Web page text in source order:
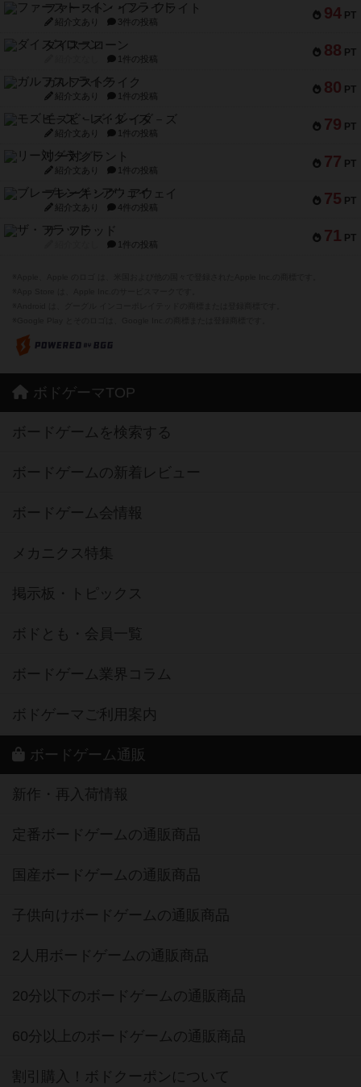
94 PT
ファースト・イン・フライト
紹介文あり 3件の投稿
88 PT
ダイススローン
1件の投稿
80 PT
ガルフストライク
紹介文あり 1件の投稿
79 PT
モズビ－ズ・レイダ－ズ
紹介文あり 1件の投稿
77 PT
リー対グラント
紹介文あり 1件の投稿
75 PT
ブレーキング・アウェイ
紹介文あり 4件の投稿
71 PT
ザ・フラッド
1件の投稿
ボドゲーマTOP
ボードゲームを検索する
ボードゲームの新着レビュー
ボードゲーム会情報
メカニクス特集
掲示板・トピックス
ボドとも・会員一覧
ボードゲーム業界コラム
ボドゲーマご利用案内
ボードゲーム通販
新作・再入荷情報
定番ボードゲームの通販商品
国産ボードゲームの通販商品
子供向けボードゲームの通販商品
2人用ボードゲームの通販商品
20分以下のボードゲームの通販商品
60分以上のボードゲームの通販商品
割引購入！ボドクーポンについて